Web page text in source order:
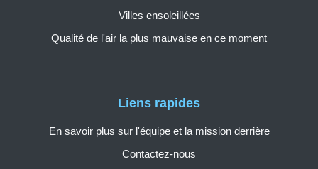
Liens rapides
En savoir plus sur l'équipe et la mission derrière
Contactez-nous
Villes ensoleillées
Qualité de l'air la plus mauvaise en ce moment